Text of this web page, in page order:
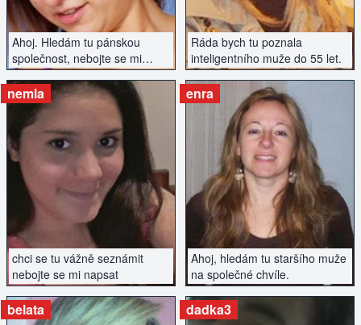
Ahoj. Hledám tu pánskou
společnost, nebojte se mi
ozvat chlapi.
Ráda bych tu poznala
inteligentního muže do 55 let.
chci se tu vážně seznámit
nebojte se mi napsat
nemla
ZOBRAZIT INZERÁT
Ahoj, hledám tu staršího muže
na společné chvíle.
enra
ZOBRAZIT INZERÁT
belata dadka3